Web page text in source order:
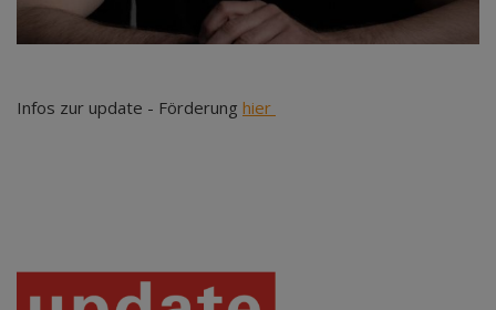
Infos zur update - Förderung hier